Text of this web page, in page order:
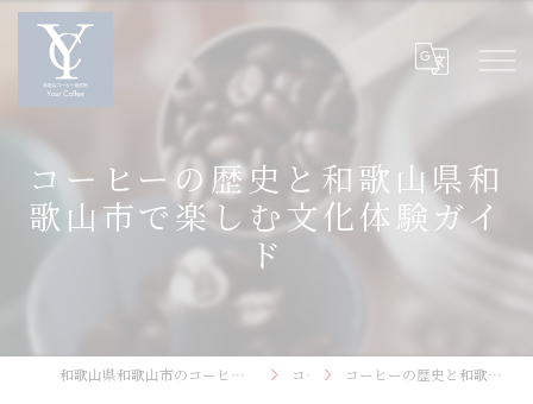
コーヒーの歴史と和歌山県和
歌山市で楽しむ文化体験ガイ
ド
和歌山県和歌山市のコーヒーなら和歌山コーヒー焙煎所〜Your Coffee〜 コラム コーヒーの歴史と和歌山県和歌山市で楽しむ文化体験ガイド